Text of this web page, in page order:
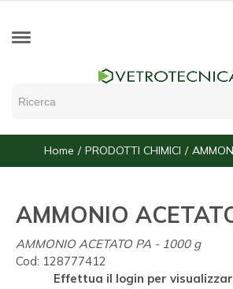
Home PRODOTTI CHIMICI
AMMONIO
AMMONIO ACETATO PA - 1000 g
Cod: 128777412
Effettua il login per